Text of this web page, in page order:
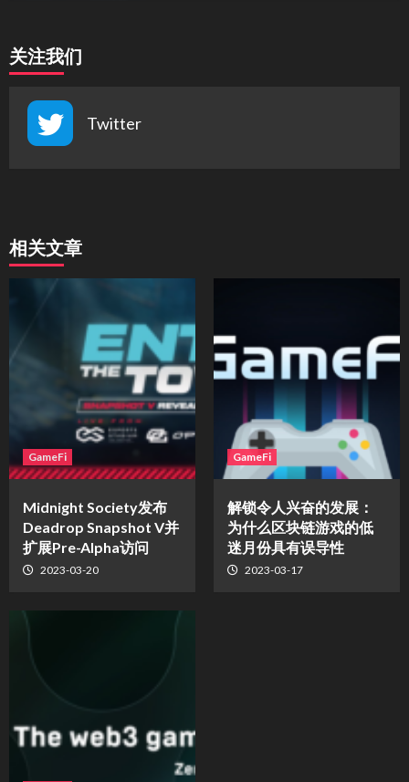
关注我们
Twitter
相关文章
GameFi
Midnight Society发布
Deadrop Snapshot V并
扩展Pre-Alpha访问
2023-03-20
GameFi
解锁令人兴奋的发展：
为什么区块链游戏的低
迷月份具有误导性
2023-03-17